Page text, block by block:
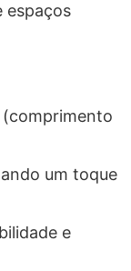
espaços
um toque
e